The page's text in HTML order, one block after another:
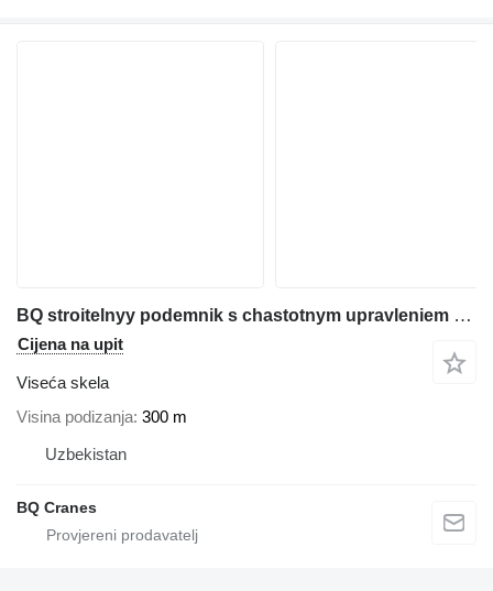
BQ stroitelnyy podemnik s chastotnym upravleniem (nizkaya skorost)
Cijena na upit
Viseća skela
Visina podizanja 300 m
Uzbekistan
BQ Cranes